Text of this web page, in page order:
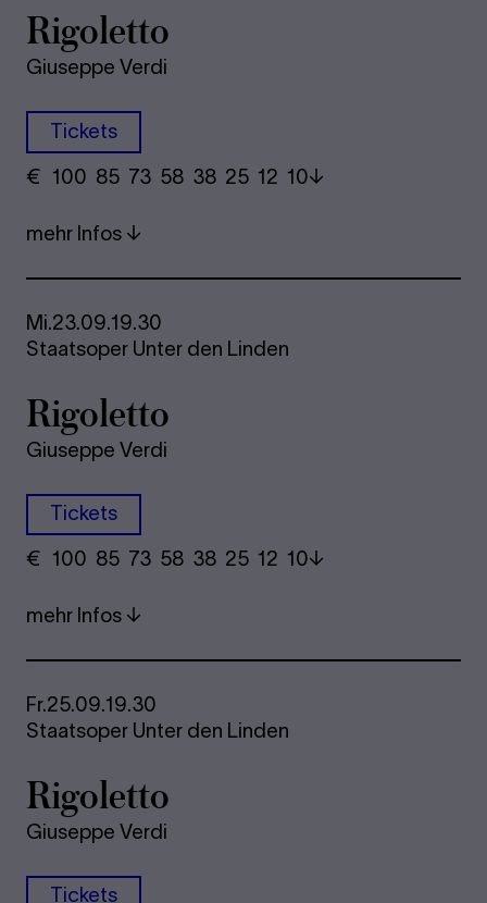
Ri­go­let­to
Giuseppe Verdi
Tickets
€ ​ 100 85 73​ 58 38 25​ 12 10
mehr Infos
Mi.23.09.19.30
Staatsoper Unter den Linden
Ri­go­let­to
Giuseppe Verdi
Tickets
€ ​ 100 85 73​ 58 38 25​ 12 10
mehr Infos
Fr.25.09.19.30
Staatsoper Unter den Linden
Ri­go­let­to
Giuseppe Verdi
Tickets